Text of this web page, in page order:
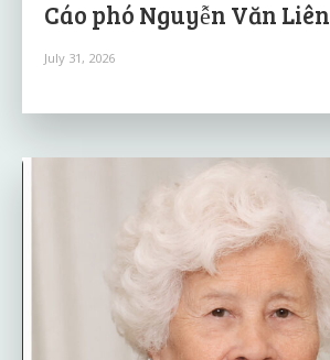
Cáo phó Nguyễn Văn Liên
July 31, 2026